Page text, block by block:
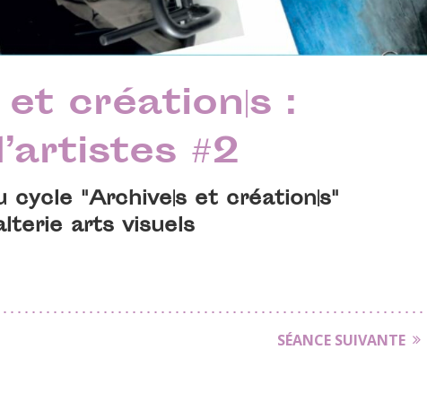
création|s :
#2
cycle "Archive|s et création|s"
arts visuels
SÉANCE SUIVANTE